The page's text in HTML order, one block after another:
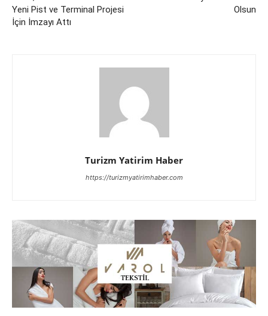
Yeni Pist ve Terminal Projesi
İçin İmzayı Attı
Olsun
Turizm Yatirim Haber
https://turizmyatirimhaber.com